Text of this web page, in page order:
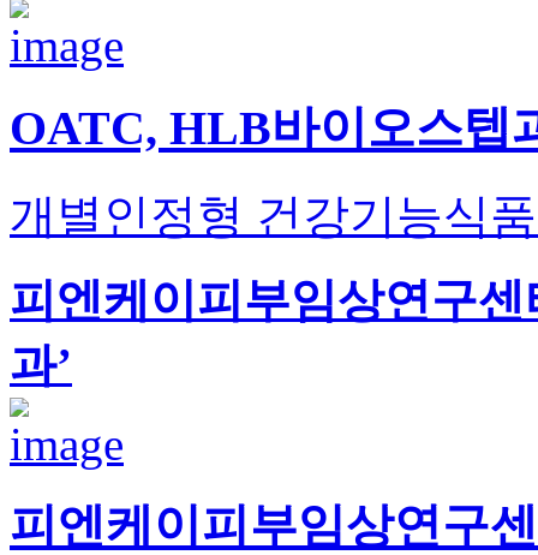
OATC, HLB바이오스텝
개별인정형 건강기능식
피엔케이피부임상연구
과’
피엔케이피부임상연구